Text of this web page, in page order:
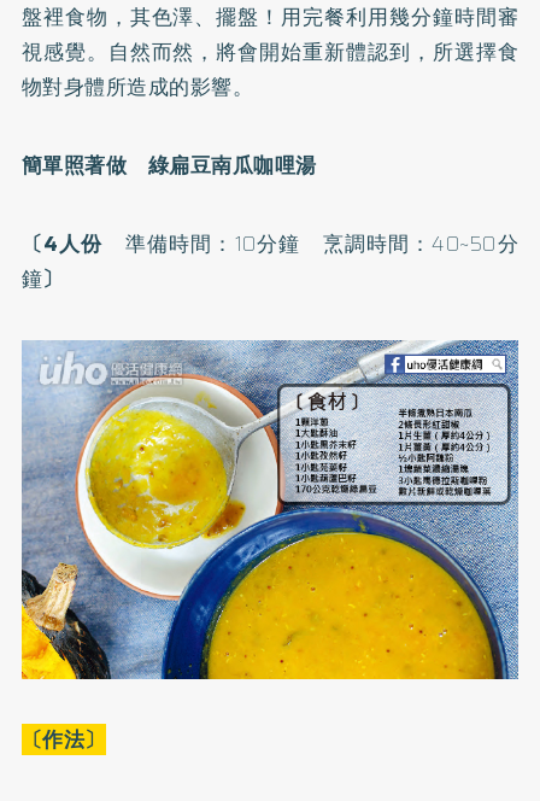
盤裡食物，其色澤、擺盤！用完餐利用幾分鐘時間審
視感覺。自然而然，將會開始重新體認到，所選擇食
物對身體所造成的影響。
簡單照著做 綠扁豆南瓜咖哩湯
〔4人份 準備時間：10分鐘 烹調時間：40~50分
鐘〕
〔作法〕